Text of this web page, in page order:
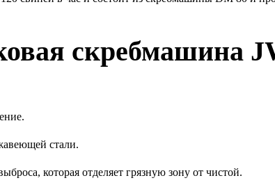
скребмашина
стали.
которая отделяет грязную зону от чистой.